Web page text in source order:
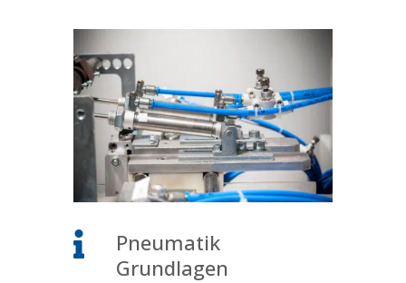

Pneumatik
Grundlagen